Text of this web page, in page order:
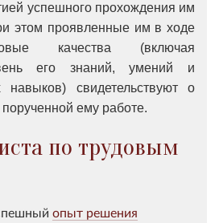
успешного прохождения им
этом проявленные им в ходе
качества (включая
его знаний, умений и
навыков) свидетельствуют о
порученной ему работе.
по трудовым
опыт решения